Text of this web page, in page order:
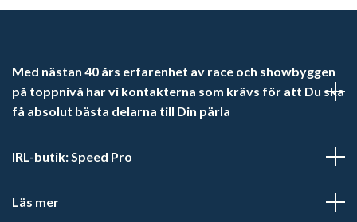
Med nästan 40 års erfarenhet av race och showbyggen
på toppnivå har vi kontakterna som krävs för att Du ska
få absolut bästa delarna till Din pärla
IRL-butik: Speed Pro
Läs mer